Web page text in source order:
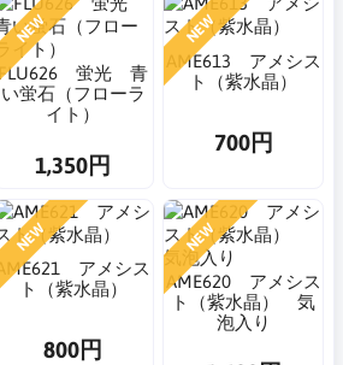
NEW
FLU626 蛍光 青
い蛍石（フローラ
イト）
1,350円
NEW
AME613 アメシス
ト（紫水晶）
700円
NEW
AME621 アメシス
ト（紫水晶）
800円
NEW
AME620 アメシス
ト（紫水晶） 気
泡入り